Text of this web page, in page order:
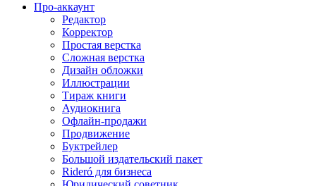
Про-аккаунт
Редактор
Корректор
Простая верстка
Сложная верстка
Дизайн обложки
Иллюстрации
Тираж книги
Аудиокнига
Офлайн-продажи
Продвижение
Буктрейлер
Большой издательский пакет
Rideró для бизнеса